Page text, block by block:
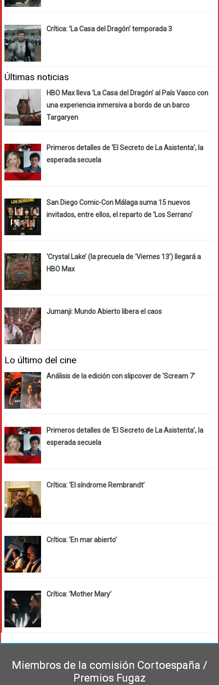
Crítica: ‘La Casa del Dragón’ temporada 3
Últimas noticias
HBO Max lleva ‘La Casa del Dragón’ al País Vasco con
una experiencia inmersiva a bordo de un barco
Targaryen
Primeros detalles de ‘El Secreto de La Asistenta’, la
esperada secuela
San Diego Comic-Con Málaga suma 15 nuevos
invitados, entre ellos, el reparto de ‘Los Serrano’
‘Crystal Lake’ (la precuela de ‘Viernes 13’) llegará a
HBO Max
Jumanji: Mundo Abierto libera el caos
Lo último del cine
Análisis de la edición con slipcover de ‘Scream 7’
Primeros detalles de ‘El Secreto de La Asistenta’, la
esperada secuela
Crítica: ‘El síndrome Rembrandt’
Crítica: ‘En mar abierto’
Crítica: ‘Mother Mary’
Miembros de la comisión Cortoespaña /
Premios Fugaz